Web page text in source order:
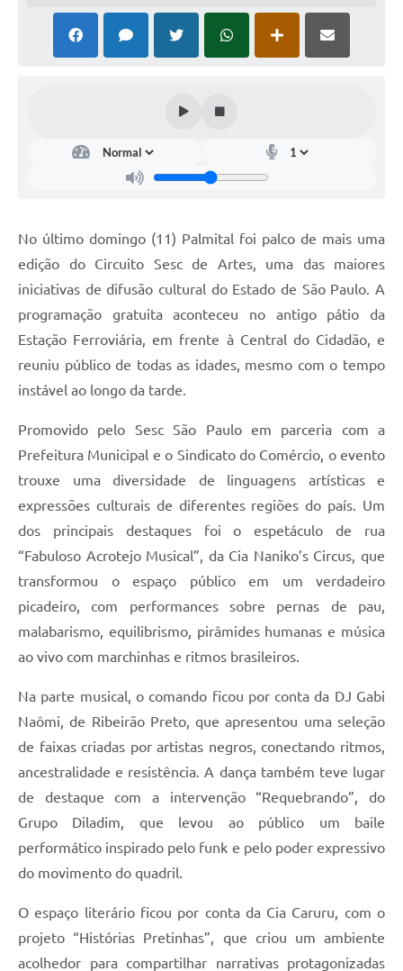
No último domingo (11) Palmital foi palco de mais uma
edição do Circuito Sesc de Artes, uma das maiores
iniciativas de difusão cultural do Estado de São Paulo. A
programação gratuita aconteceu no antigo pátio da
Estação Ferroviária, em frente à Central do Cidadão, e
reuniu público de todas as idades, mesmo com o tempo
instável ao longo da tarde.
Promovido pelo Sesc São Paulo em parceria com a
Prefeitura Municipal e o Sindicato do Comércio, o evento
trouxe uma diversidade de linguagens artísticas e
expressões culturais de diferentes regiões do país. Um
dos principais destaques foi o espetáculo de rua
“Fabuloso Acrotejo Musical”, da Cia Naniko’s Circus, que
transformou o espaço público em um verdadeiro
picadeiro, com performances sobre pernas de pau,
malabarismo, equilibrismo, pirâmides humanas e música
ao vivo com marchinhas e ritmos brasileiros.
Na parte musical, o comando ficou por conta da DJ Gabi
Naômi, de Ribeirão Preto, que apresentou uma seleção
de faixas criadas por artistas negros, conectando ritmos,
ancestralidade e resistência. A dança também teve lugar
de destaque com a intervenção “Requebrando”, do
Grupo Diladim, que levou ao público um baile
performático inspirado pelo funk e pelo poder expressivo
do movimento do quadril.
O espaço literário ficou por conta da Cia Caruru, com o
projeto “Histórias Pretinhas”, que criou um ambiente
acolhedor para compartilhar narrativas protagonizadas